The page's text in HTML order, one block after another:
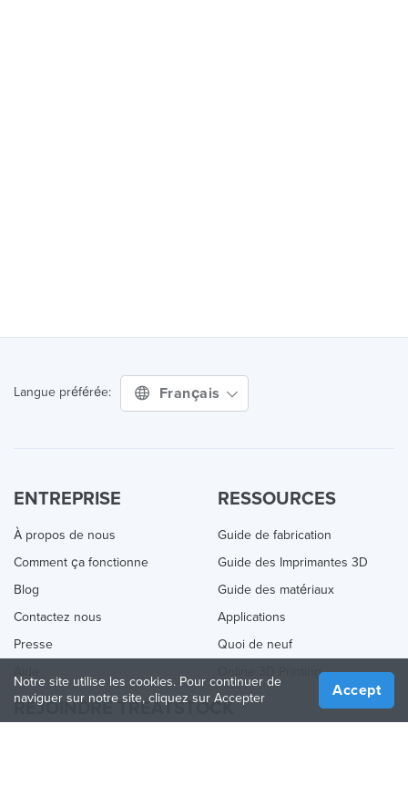
Langue préférée: Français
ENTREPRISE
À propos de nous
Comment ça fonctionne
Blog
Contactez nous
Presse
RESSOURCES
Guide de fabrication
Guide des Imprimantes 3D
Guide des matériaux
Applications
Quoi de neuf
Online 3D Printing
REJOINDRE TREATSTOCK
Notre site utilise les cookies. Pour continuer de
naviguer sur notre site, cliquez sur Accepter
Accept